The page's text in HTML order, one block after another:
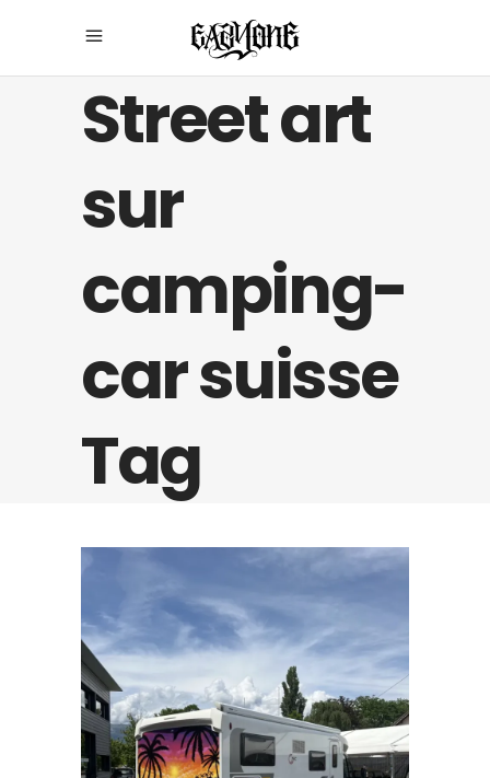
Street art
sur
camping-
car suisse
Tag